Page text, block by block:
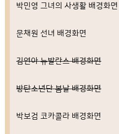
박민영 그녀의 사생활 배경화면
문채원 선녀 배경화면
김연아 뉴발란스 배경화면
방탄소년단 봄날 배경화면
박보검 코카콜라 배경화면